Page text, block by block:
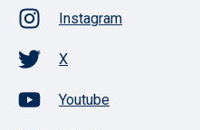
Instagram
X
Youtube